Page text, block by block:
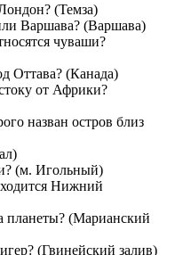
(Темза)
Варшава? (Варшава)
чуваши?
Оттава? (Канада)
от Африки?
назван остров близ
(м. Игольный)
Нижний
планеты? (Марианский
(Гвинейский залив)